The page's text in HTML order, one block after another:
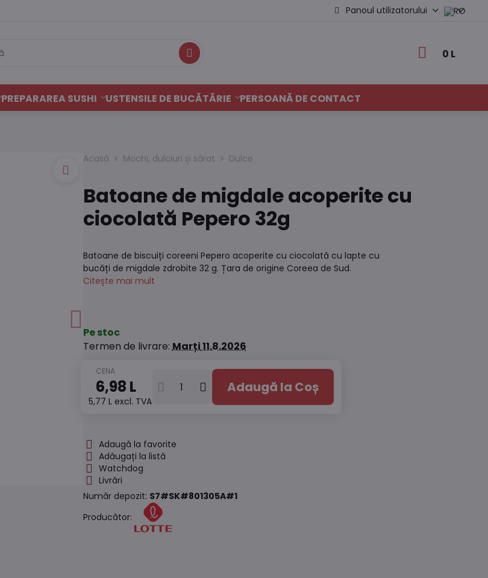
Panoul utilizatorului
Caută 0 L
PREPARAREA SUSHI USTENSILE DE BUCĂTĂRIE PERSOANĂ DE CONTACT
Acasă Mochi, dulciuri și sărat Dulce
Batoane de migdale acoperite cu
ciocolată Pepero 32g
Batoane de biscuiți coreeni Pepero acoperite cu ciocolată cu lapte cu
bucăți de migdale zdrobite 32 g. Țara de origine Coreea de Sud.
Citește mai mult
Pe stoc
Termen de livrare:Marți11.8.2026
6,98 L
5,77 L excl. TVA
Adaugă la Coș
Adaugă la favorite
Adăugați la listă
Watchdog
Livrări
Număr depozit: S7#SK#801305A#1
Producător: